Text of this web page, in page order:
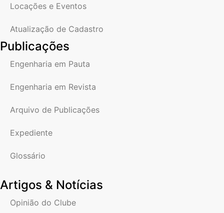
Locações e Eventos
Atualização de Cadastro
Publicações
Engenharia em Pauta
Engenharia em Revista
Arquivo de Publicações
Expediente
Glossário
Artigos & Notícias
Opinião do Clube